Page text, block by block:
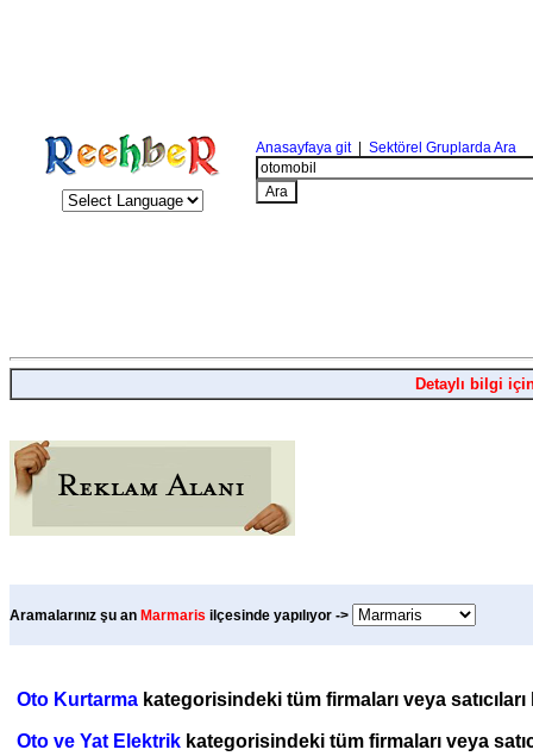
Anasayfaya git| Sektörel Gruplarda Ara
Detaylı bilgi
Aramalarınız şu an Marmaris ilçesinde yapılıyor ->
Oto Kurtarma kategorisindeki tüm firmaları veya
Oto ve Yat Elektrik kategorisindeki tüm firmaları veya